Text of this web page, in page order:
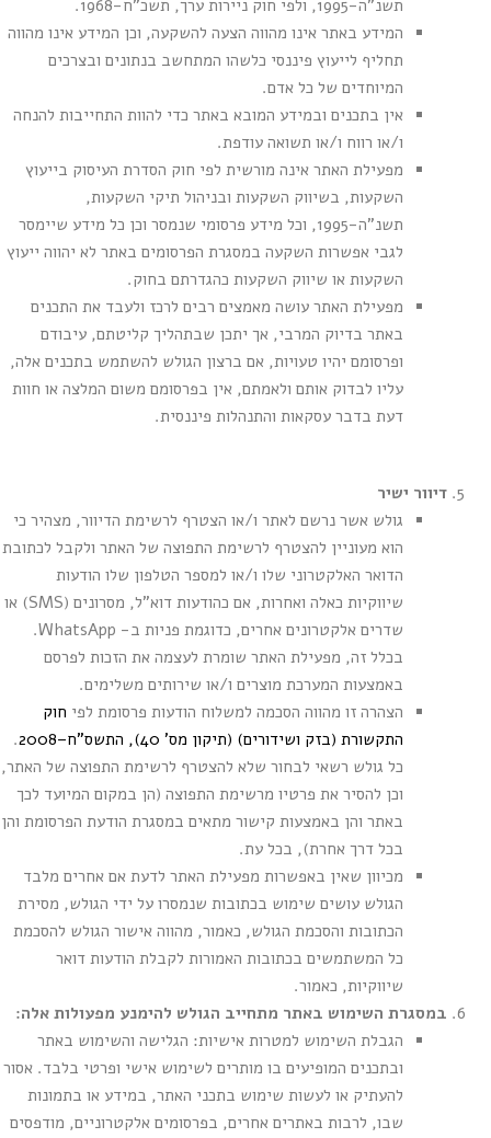
תשנ"ה-1995, ולפי חוק ניירות ערך, תשכ"ח-1968.
המידע באתר אינו מהווה הצעה להשקעה, וכן המידע אינו מהווה
תחליף לייעוץ פיננסי כלשהו המתחשב בנתונים ובצרכים
המיוחדים של כל אדם.
אין בתכנים ובמידע המובא באתר כדי להוות התחייבות להנחה
ו/או רווח ו/או תשואה עודפת.
מפעילת האתר אינה מורשית לפי חוק הסדרת העיסוק בייעוץ
השקעות, בשיווק השקעות ובניהול תיקי השקעות,
תשנ"ה-1995, וכל מידע פרסומי שנמסר וכן כל מידע שיימסר
לגבי אפשרות השקעה במסגרת הפרסומים באתר לא יהווה ייעוץ
השקעות או שיווק השקעות כהגדרתם בחוק.
מפעילת האתר עושה מאמצים רבים לרכז ולעבד את התכנים
באתר בדיוק המרבי, אך יתכן שבתהליך קליטתם, עיבודם
ופרסומם יהיו טעויות, אם ברצון הגולש להשתמש בתכנים אלה,
עליו לבדוק אותם ולאמתם, אין בפרסומם משום המלצה או חוות
דעת בדבר עסקאות והתנהלות פיננסית.
דיוור ישיר
גולש אשר נרשם לאתר ו/או הצטרף לרשימת הדיוור, מצהיר כי
הוא מעוניין להצטרף לרשימת התפוצה של האתר ולקבל לכתובת
הדואר האלקטרוני שלו ו/או למספר הטלפון שלו הודעות
שיווקיות כאלה ואחרות, אם כהודעות דוא"ל, מסרונים (SMS) או
שדרים אלקטרונים אחרים, כדוגמת פניות ב- WhatsApp.
בכלל זה, מפעילת האתר שומרת לעצמה את הזכות לפרסם
באמצעות המערכת מוצרים ו/או שירותים משלימים.
הצהרה זו מהווה הסכמה למשלוח הודעות פרסומת לפי חוק
התקשורת (בזק ושידורים) (תיקון מס' 40), התשס"ח–2008
.
כל גולש רשאי לבחור שלא להצטרף לרשימת התפוצה של האתר,
וכן להסיר את פרטיו מרשימת התפוצה (הן במקום המיועד לכך
באתר והן באמצעות קישור מתאים במסגרת הודעת הפרסומת והן
בכל דרך אחרת), בכל עת.
מכיוון שאין באפשרות מפעילת האתר לדעת אם אחרים מלבד
הגולש עושים שימוש בכתובות שנמסרו על ידי הגולש, מסירת
הכתובות והסכמת הגולש, כאמור, מהווה אישור הגולש להסכמת
כל המשתמשים בכתובות האמורות לקבלת הודעות דואר
שיווקיות, כאמור.
במסגרת השימוש באתר מתחייב הגולש להימנע מפעולות אלה:
הגבלת השימוש למטרות אישיות: הגלישה והשימוש באתר
ובתכנים המופיעים בו מותרים לשימוש אישי ופרטי בלבד. אסור
להעתיק או לעשות שימוש בתכני האתר, במידע או בתמונות
שבו, לרבות באתרים אחרים, בפרסומים אלקטרוניים, מודפסים